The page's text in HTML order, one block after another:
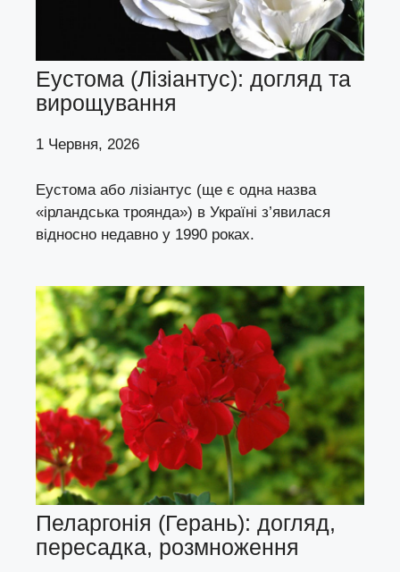
Еустома (Лізіантус): догляд та
вирощування
1 Червня, 2026
Еустома або лізіантус (ще є одна назва
«ірландська троянда») в Україні з’явилася
відносно недавно у 1990 роках.
Пеларгонія (Герань): догляд,
пересадка, розмноження